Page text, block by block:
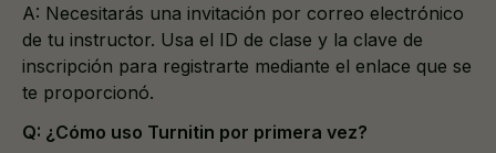
A: Necesitarás una invitación por correo electrónico
de tu instructor. Usa el ID de clase y la clave de
inscripción para registrarte mediante el enlace que se
te proporcionó.
Q: ¿Cómo uso Turnitin por primera vez?